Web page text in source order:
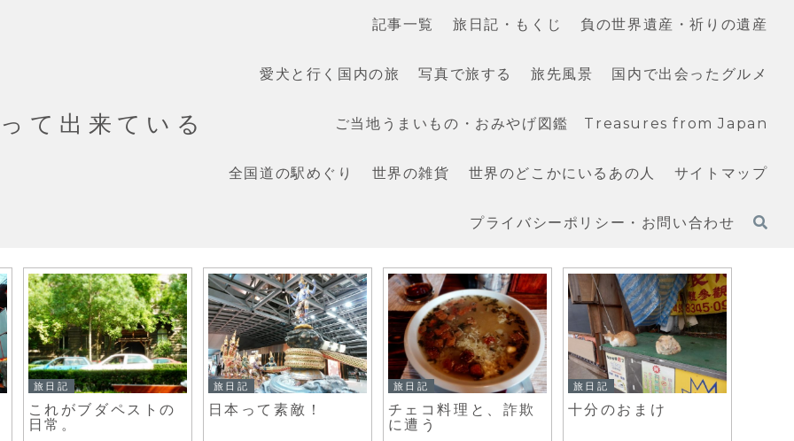
て出来ている
記事一覧 旅日記・もくじ 負の世界遺産・祈りの遺産
愛犬と行く国内の旅 写真で旅する 旅先風景 国内で出会ったグルメ
ご当地うまいもの・おみやげ図鑑 Treasures from Japan
全国道の駅めぐり 世界の雑貨 世界のどこかにいるあの人 サイトマップ
プライバシーポリシー・お問い合わせ
旅日記
これがブダペストの
日常。
旅日記
日本って素敵！
旅日記
チェコ料理と、詐欺
に遭う
旅日記
十分のおまけ